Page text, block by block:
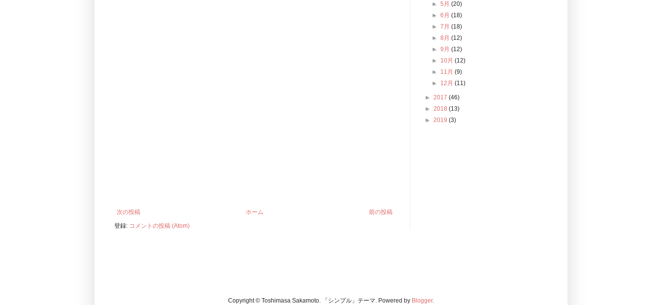
次の投稿 前の投稿
ホーム
登録: コメントの投稿 (Atom)
►5月(20)
►6月(18)
►7月(18)
►8月(12)
►9月(12)
► 10月(12)
► 11月(9)
► 12月(11)
► 2017 (46)
► 2018 (13)
► 2019 (3)
Copyright © Toshimasa Sakamoto. 「シンプル」テーマ. Powered by Blogger.